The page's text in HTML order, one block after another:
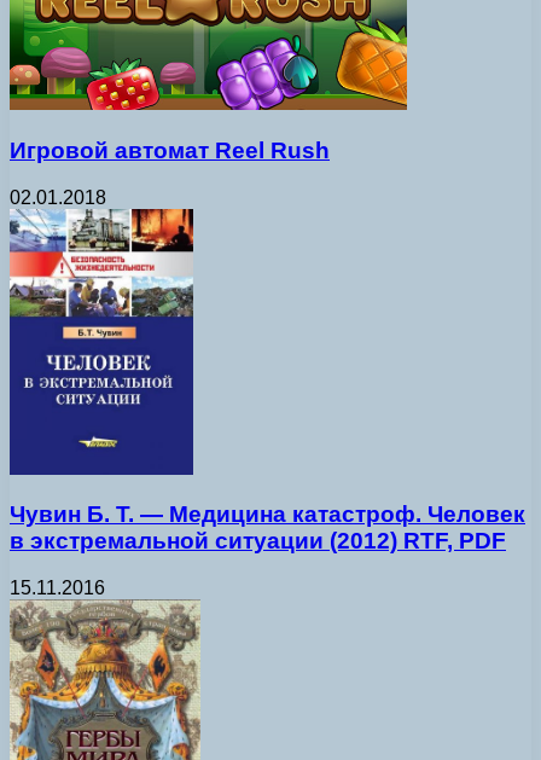
Игровой автомат Reel Rush
02.01.2018
Чувин Б. Т. — Медицина катастроф. Человек
в экстремальной ситуации (2012) RTF, PDF
15.11.2016